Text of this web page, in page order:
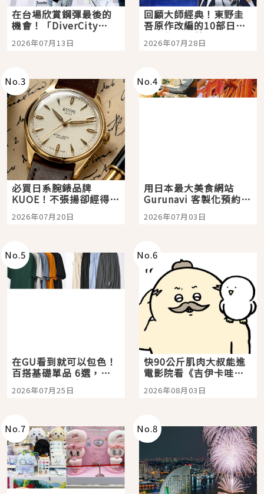
在台場欣賞鋼彈最後的
機會！「DiverCity
Tokyo Plaza」搭船、
購物、美食及夜景，一
2026年07月13日
回顧大師經典！東野圭
吾原作改編的10部日本
影視作品推薦
2026年07月28日
No.3
必買日系腕錶品牌
KUOE！不張揚卻經得起
時間洗鍊的經典之作五
選
2026年07月20日
No.4
用日本最大美食網站
Gurunavi 客製化預約九
大都市餐廳，打造專屬
美食體驗！
2026年07月03日
No.5
在GU看到就可以包色！
百搭基礎單品 6選，閉
眼全收也不心疼
2026年07月25日
No.6
快90公斤肌肉大叔能進
電影院看《吉伊卡哇》
嗎？日本重金屬樂團
「打首」會長與nagano
2026年08月03日
No.7 No.8